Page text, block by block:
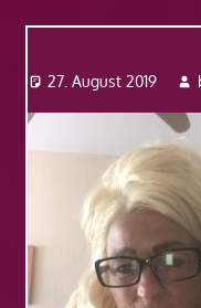
Website
27. August 2019